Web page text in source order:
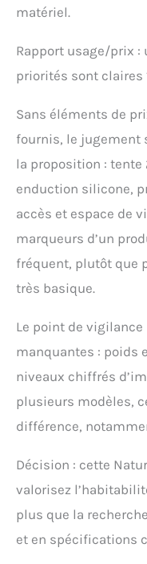
matériel.
Rapport usage/prix :
priorités sont claires
Sans éléments de
fournis, le jugement
la proposition : tente
enduction silicone,
accès et espace de
marqueurs d’un
fréquent, plutôt que
très basique.
Le point de
manquantes : poids
niveaux chiffrés
plusieurs modèles,
différence,
Décision : cette
valorisez
plus que la
et en spécifications